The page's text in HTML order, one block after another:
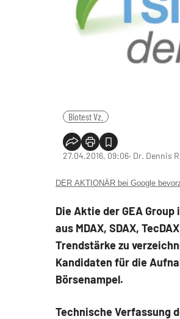
Biotest Vz.
27.04.2016, 09:06‧ Dr. Dennis
DER AKTIONÄR bei Google
Die Aktie der GEA
aus MDAX, SDAX,
Trendstärke zu
Kandidaten für die
Börsenampel.
Technische Verfassung